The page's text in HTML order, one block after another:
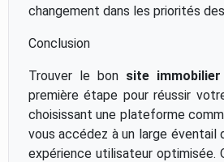
changement dans les priorités
Conclusion
Trouver le bon site
première étape pour réussir
choisissant une plateforme
vous accédez à un large éventail
expérience utilisateur optimisée.